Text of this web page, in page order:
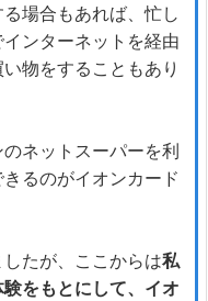
場合もあれば、忙し
ンターネットを経由
物をすることもあり
ネットスーパーを利
るのがイオンカード
たが、ここからは私
をもとにして、イオ